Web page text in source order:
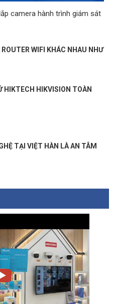
camera hành trình giám sát
ROUTER WIFI KHÁC NHAU NHƯ
HIKTECH HIKVISION TOÀN
TẠI VIỆT HÀN LÀ AN TÂM